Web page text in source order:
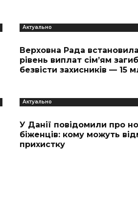
Актуально
Верховна Рада
рівень виплат сім’ям
безвісти захисників — 15
Актуально
У Данії повідомили про
біженців: кому можуть
прихистку